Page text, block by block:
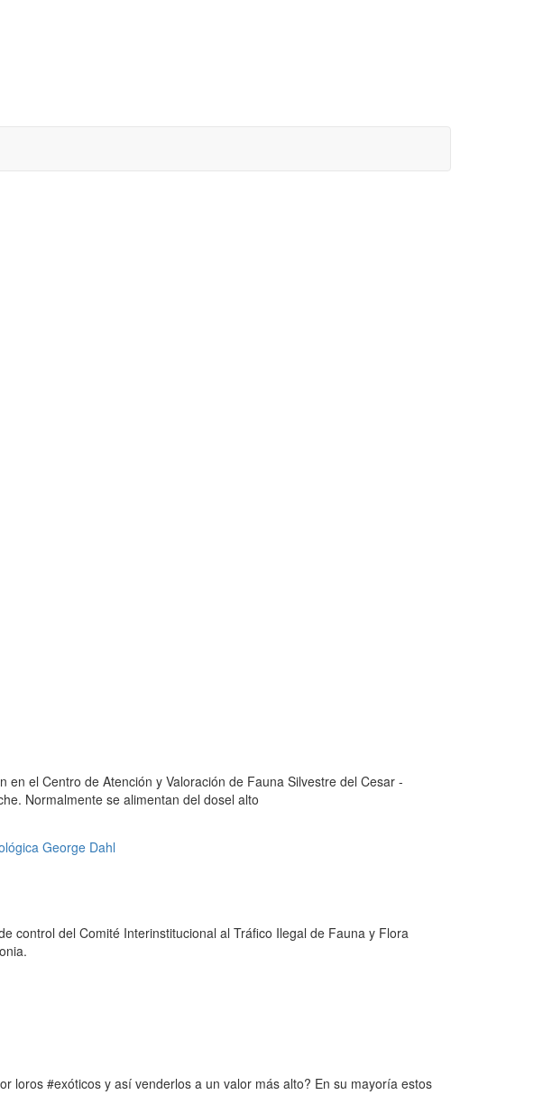
el Centro de Atención y Valoración de Fauna Silvestre del Cesar -
Normalmente se alimentan del dosel alto
control del Comité Interinstitucional al Tráfico Ilegal de Fauna y Flora
loros #exóticos y así venderlos a un valor más alto? En su mayoría estos